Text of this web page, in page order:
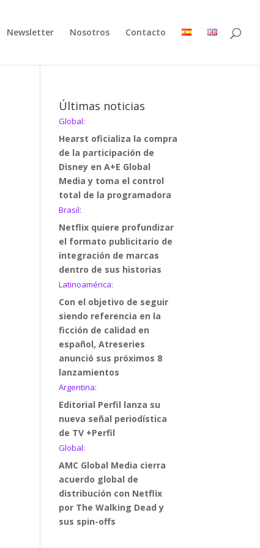
Newsletter Nosotros Contacto
Últimas noticias
Global:
Hearst oficializa la compra
de la participación de
Disney en A+E Global
Media y toma el control
total de la programadora
Brasil:
Netflix quiere profundizar
el formato publicitario de
integración de marcas
dentro de sus historias
Latinoamérica:
Con el objetivo de seguir
siendo referencia en la
ficción de calidad en
español, Atreseries
anunció sus próximos 8
lanzamientos
Argentina:
Editorial Perfil lanza su
nueva señal periodística
de TV +Perfil
Global:
AMC Global Media cierra
acuerdo global de
distribución con Netflix
por The Walking Dead y
sus spin-offs